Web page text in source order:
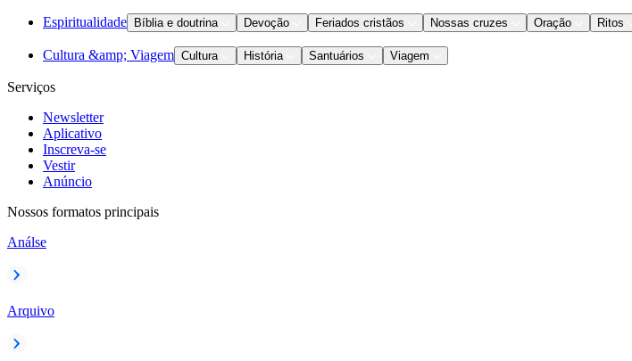
Espiritualidade Bíblia e doutrina Devoção Feriados cristãos Nossas cruzes Oração Ritos
Cultura &amp; Viagem Cultura História Santuários Viagem
Serviços
Newsletter
Aplicativo
Inscreva-se
Vestir
Anúncio
Nossos formatos principais
Análse
Arquivo